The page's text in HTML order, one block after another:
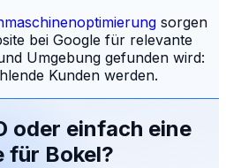
sorgen
bei Google für relevante
Umgebung gefunden wird:
Kunden werden.
oder einfach eine
für Bokel?